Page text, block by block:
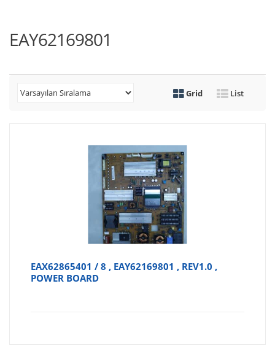
EAY62169801
Grid List
EAX62865401 / 8 , EAY62169801 , REV1.0 ,
POWER BOARD